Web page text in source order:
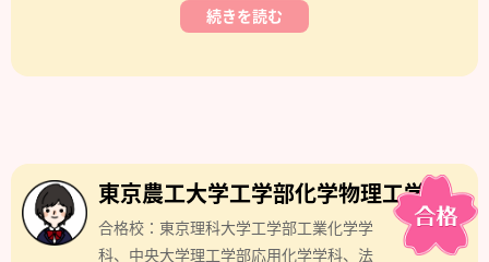
続きを読む
東京農工大学工学部化学物理工学科
合格校：東京理科大学工学部工業化学学
科、中央大学理工学部応用化学学科、法